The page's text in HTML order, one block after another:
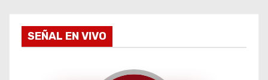
t
r
SEÑAL EN VIVO